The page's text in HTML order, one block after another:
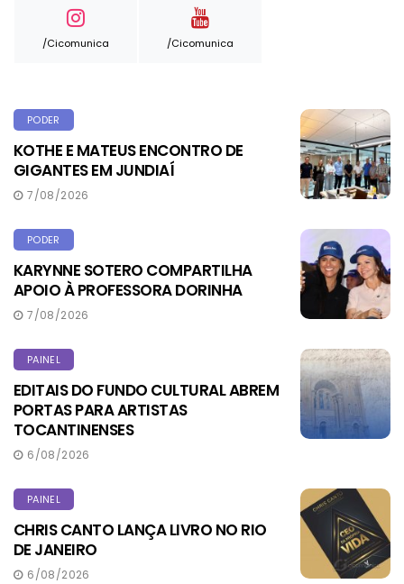
/cicomunica /cicomunica
PODER
KOTHE E MATEUS ENCONTRO DE
GIGANTES EM JUNDIAÍ
7/08/2026
PODER
KARYNNE SOTERO COMPARTILHA
APOIO À PROFESSORA DORINHA
7/08/2026
PAINEL
EDITAIS DO FUNDO CULTURAL ABREM
PORTAS PARA ARTISTAS
TOCANTINENSES
6/08/2026
PAINEL
CHRIS CANTO LANÇA LIVRO NO RIO
DE JANEIRO
6/08/2026